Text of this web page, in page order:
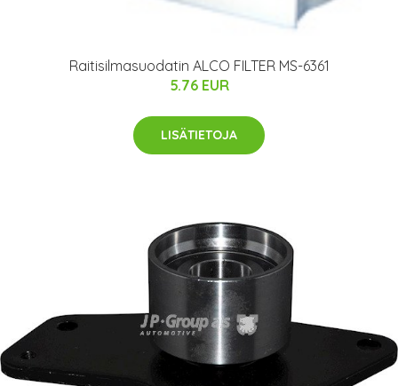
Raitisilmasuodatin ALCO FILTER MS-6361
5.76 EUR
LISÄTIETOJA